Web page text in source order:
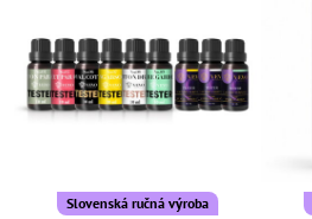
Slovenská ručná výroba